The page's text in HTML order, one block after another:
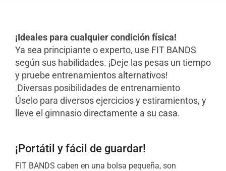
¡Ideales para cualquier condición física!
Ya sea principiante o experto, use FIT BANDS
según sus habilidades. ¡Deje las pesas un tiempo
y pruebe entrenamientos alternativos!
Diversas posibilidades de entrenamiento
Úselo para diversos ejercicios y estiramientos, y
lleve el gimnasio directamente a su casa.
¡Portátil y fácil de guardar!
FIT BANDS caben en una bolsa pequeña, son